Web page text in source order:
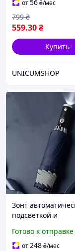
зонты автомат
(UMB21)
от56₴/мес
559.30₴
799 ₴
Купить
UNICUMSHOP
Зонт
подсветкой и
полосой 107 см
Готово к отправке
от248₴/мес